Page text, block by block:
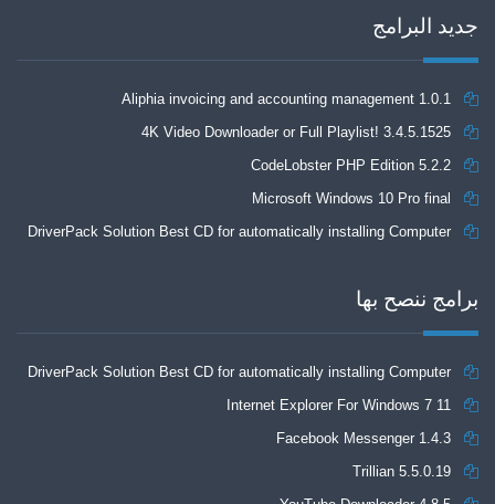
جديد البرامج
Aliphia invoicing and accounting management 1.0.1
4K Video Downloader or Full Playlist! 3.4.5.1525
CodeLobster PHP Edition 5.2.2
Microsoft Windows 10 Pro final
DriverPack Solution Best CD for automatically installing Computer
برامج ننصح بها
DriverPack Solution Best CD for automatically installing Computer
Drivers 17.7
Internet Explorer For Windows 7 11
Facebook Messenger 1.4.3
Trillian 5.5.0.19